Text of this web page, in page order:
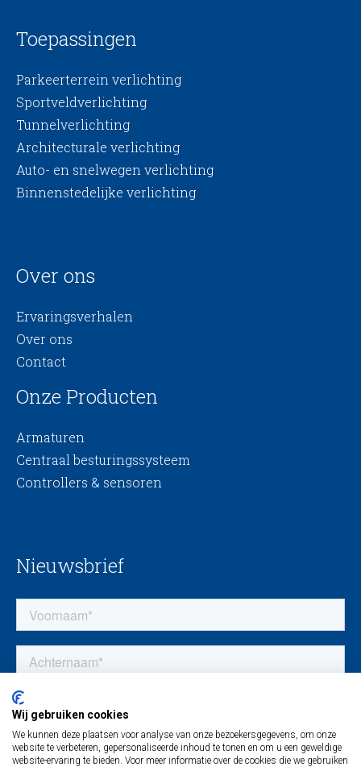
Toepassingen
Parkeerterrein verlichting
Sportveldverlichting
Tunnelverlichting
Architecturale verlichting
Auto- en snelwegen verlichting
Binnenstedelijke verlichting
Over ons
Ervaringsverhalen
Over ons
Contact
Onze Producten
Armaturen
Centraal besturingssysteem
Controllers & sensoren
Nieuwsbrief
Wij gebruiken cookies
We kunnen deze plaatsen voor analyse van onze bezoekersgegevens, om onze
website te verbeteren, gepersonaliseerde inhoud te tonen en om u een geweldige
website-ervaring te bieden. Voor meer informatie over de cookies die we gebruiken